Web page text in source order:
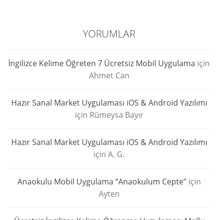
YORUMLAR
İngilizce Kelime Öğreten 7 Ücretsiz Mobil Uygulama için
Ahmet Can
Hazır Sanal Market Uygulaması iOS & Android Yazılımı
için Rümeysa Bayır
Hazır Sanal Market Uygulaması iOS & Android Yazılımı
için A. G.
Anaokulu Mobil Uygulama “Anaokulum Cepte”için
Ayten